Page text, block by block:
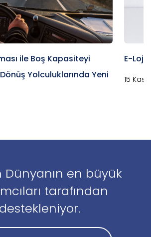
ile Boş Kapasiteyi
Yolculuklarında Yeni
E-
15
Dünyanın en büyük
tarafından
destekleniyor.